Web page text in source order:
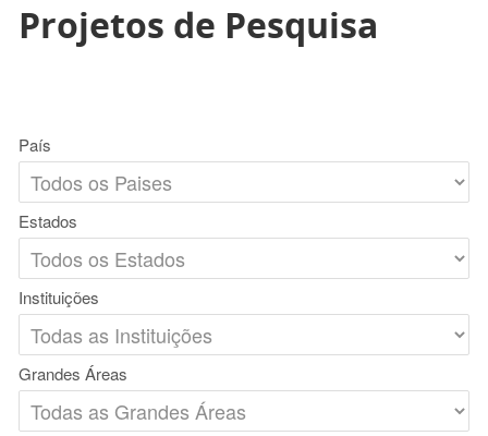
Projetos de Pesquisa
País
Estados
Instituições
Grandes Áreas